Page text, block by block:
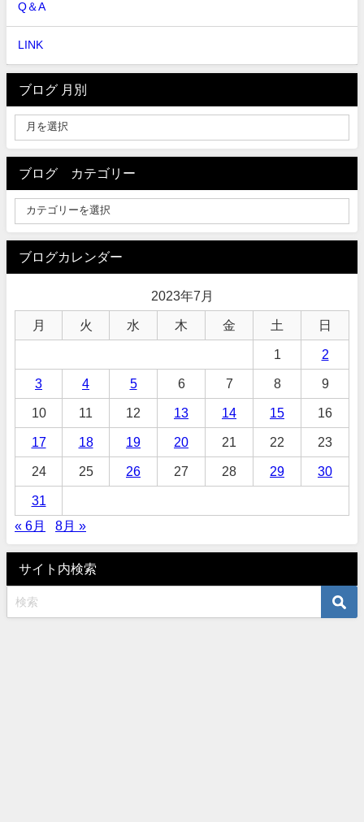
Q＆A
LINK
ブログ 月別
ブログ カテゴリー
ブログカレンダー
2023年7月
月 火 水 木 金 土 日
1 2
3 4 5 6 7 8 9
10 11 12 13 14 15 16
17 18 19 20 21 22 23
24 25 26 27 28 29 30
31
« 6月
8月 »
サイト内検索